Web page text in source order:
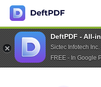
DeftPDF - All-
Sictec Infotech Inc.
FREE - In Google